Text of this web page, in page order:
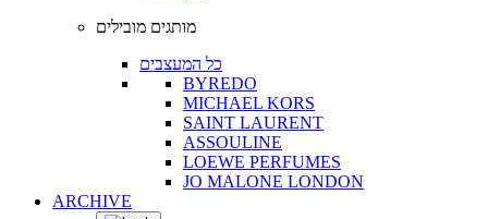
מותגים מובילים
כל המעצבים
BYREDO
MICHAEL KORS
SAINT LAURENT
ASSOULINE
LOEWE PERFUMES
JO MALONE LONDON
ARCHIVE